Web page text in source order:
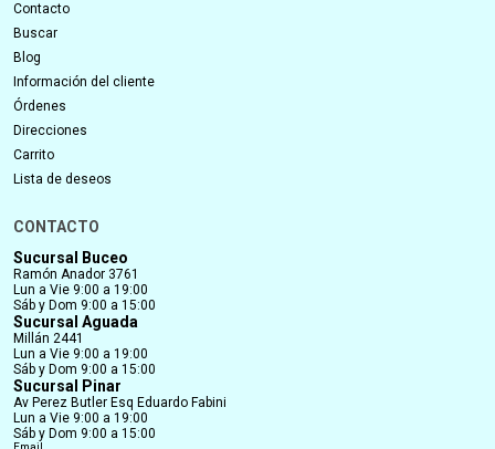
Contacto
Buscar
Blog
Información del cliente
Órdenes
Direcciones
Carrito
Lista de deseos
CONTACTO
Sucursal Buceo
Ramón Anador 3761
Lun a Vie 9:00 a 19:00
Sáb y Dom 9:00 a 15:00
Sucursal Aguada
Millán 2441
Lun a Vie 9:00 a 19:00
Sáb y Dom 9:00 a 15:00
Sucursal Pinar
Av Perez Butler Esq Eduardo Fabini
Lun a Vie 9:00 a 19:00
Sáb y Dom 9:00 a 15:00